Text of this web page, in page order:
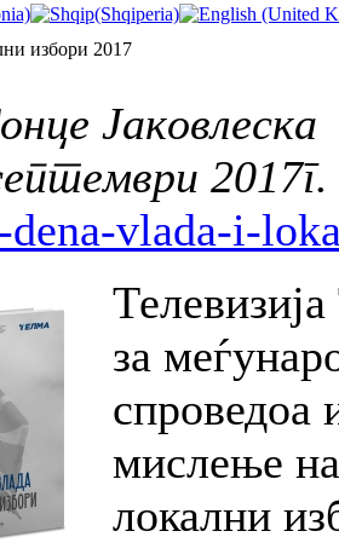
избори 2017
Јаковлеска
2017г.
dena-vlada-i-
за
спроведоа
мислење
локални